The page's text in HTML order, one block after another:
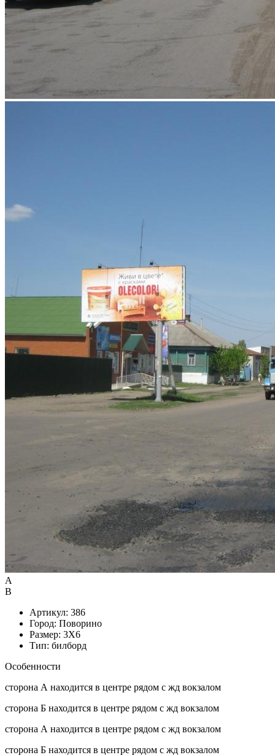
А
B
Артикул: 386
Город: Поворино
Размер: 3X6
Тип: билборд
Особенности
сторона А находится в центре рядом с жд вокзалом
сторона Б находится в центре рядом с жд вокзалом
сторона А находится в центре рядом с жд вокзалом
сторона Б находится в центре рядом с жд вокзалом